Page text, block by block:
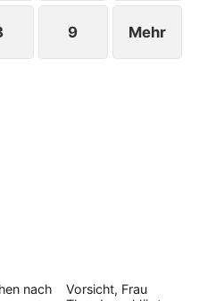
9 Mehr
nach
Vorsicht, Frau